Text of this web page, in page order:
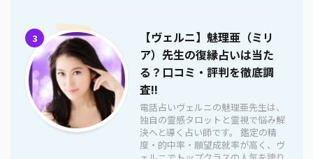
3
【ヴェルニ】魅理亜（ミリ
ア）先生の復縁占いは当た
る？口コミ・評判を徹底調
査!!
電話占いヴェルニの魅理亜先生は、
独自の霊感タロットと霊視で悩み解
決へと導く占い師です。 鑑定の精
度・的中率・願望成就率が高く、ヴ